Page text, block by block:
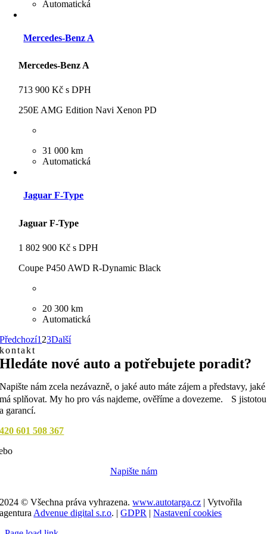
Automatická
Mercedes-Benz A
Mercedes-Benz A
713 900 Kč s DPH
250E AMG Edition Navi Xenon PD
31 000 km
Automatická
Jaguar F-Type
Jaguar F-Type
1 802 900 Kč s DPH
Coupe P450 AWD R-Dynamic Black
20 300 km
Automatická
Předchozí1 23Další
kontakt
Hledáte nové auto a potřebujete poradit?
Napište nám zcela nezávazně, o jaké auto máte zájem a představy, jaké
má splňovat. My ho pro vás najdeme, ověříme a dovezeme. S jistotou
a garancí.
601 508 367
Napište nám
2024 © Všechna práva vyhrazena.www.autotarga.cz | Vytvořila
agentura Advenue digital s.r.o. |GDPR |Nastavení cookies